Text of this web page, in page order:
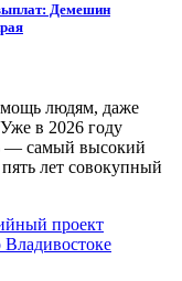
Демешин
людям, даже
в 2026 году
— самый высокий
лет совокупный